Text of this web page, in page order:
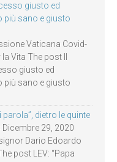
giusto ed
più sano e giusto
Vaticana Covid-
Vita The post Il
giusto ed
più sano e giusto
dietro le quinte
Dicembre 29, 2020
Dario Edoardo
post LEV: “Papa